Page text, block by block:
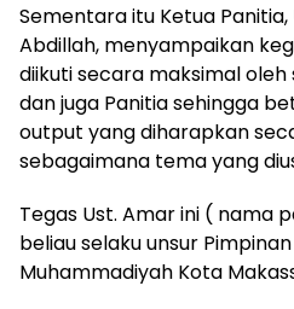
Sementara itu Ketua
Abdillah, menyampaikan
diikuti secara maksimal
dan juga Panitia sehingga
output yang diharapkan
sebagaimana tema yang
Tegas Ust. Amar ini ( nama
beliau selaku unsur
Muhammadiyah Kota